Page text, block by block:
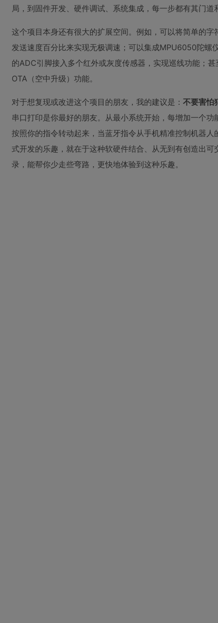
局，到固件开发、硬件调试、系统集成，每一步都有其门道
这个项目本身还有很大的扩展空间。例如，可以将简单的
发送速度百分比来实现无极调速；可以集成MPU6050陀螺
的ADC引脚接入多个红外或灰度传感器，实现巡线功能；
OTA（空中升级）功能。
对于想复现或改进这个项目的朋友，我的建议是： 不要害怕
串口打印是你最好的朋友。从最小系统开始，每增加一个
按照你的指令转动起来，当蓝牙指令从手机精准控制机器
式开发的乐趣，就在于这种软硬件结合、从无到有创造出
录，能帮你少走些弯路，更快地体验到这种乐趣。